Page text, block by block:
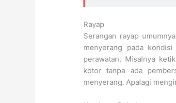
Rayap
Serangan rayap
menyerang pada
perawatan. Misalnya
kotor tanpa ada
menyerang. Apalagi